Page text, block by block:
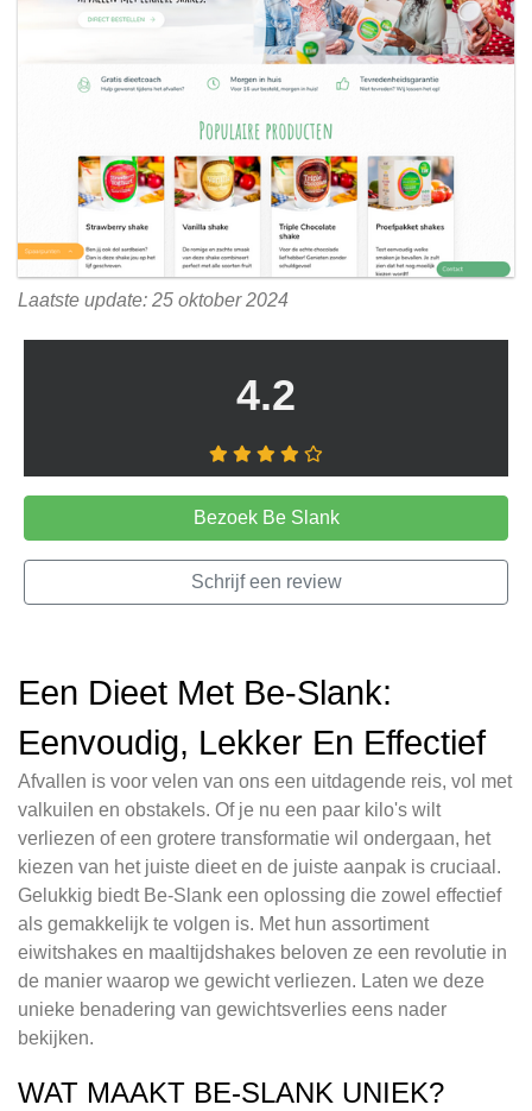
Laatste update: 25 oktober 2024
4.2
Bezoek Be Slank
Schrijf een review
Een Dieet Met Be-Slank:
Eenvoudig, Lekker En Effectief
Afvallen is voor velen van ons een uitdagende reis, vol met
valkuilen en obstakels. Of je nu een paar kilo's wilt
verliezen of een grotere transformatie wil ondergaan, het
kiezen van het juiste dieet en de juiste aanpak is cruciaal.
Gelukkig biedt Be-Slank een oplossing die zowel effectief
als gemakkelijk te volgen is. Met hun assortiment
eiwitshakes en maaltijdshakes beloven ze een revolutie in
de manier waarop we gewicht verliezen. Laten we deze
unieke benadering van gewichtsverlies eens nader
bekijken.
WAT MAAKT BE-SLANK UNIEK?